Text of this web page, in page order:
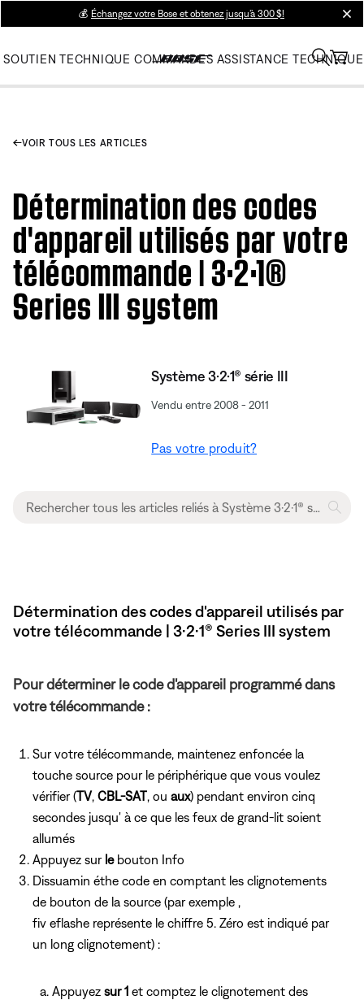
💰 Échangez votre Bose et obtenez jusqu’à 300 $!
SOUTIEN TECHNIQUE COMMANDES ASSISTANCE TECHNIQUE
VOIR TOUS LES ARTICLES
Détermination des codes
d'appareil utilisés par votre
télécommande | 3·2·1®
Series III system
Système 3·2·1® série III
Vendu entre 2008 - 2011
Pas votre produit?
Détermination des codes d'appareil utilisés par
votre télécommande | 3·2·1® Series III system
Pour déterminer le code d'appareil programmé dans
votre télécommande :
Sur votre télécommande, maintenez enfoncée la
touche source pour le périphérique que vous voulez
vérifier (TV, CBL-SAT, ou aux) pendant environ cinq
secondes jusqu' à ce que les feux de grand-lit soient
allumés
Appuyez sur lebouton Info
Dissuamin éthe code en comptant les clignotements
de bouton de la source (par exemple ,
fiv eflashe représente le chiffre 5. Zéro est indiqué par
un long clignotement) :
Appuyez sur 1 et comptez le clignotement des